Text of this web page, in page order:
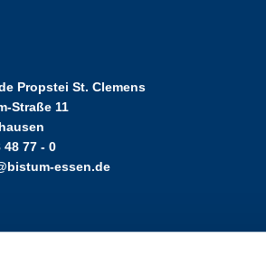
Propstei St. Clemens
Straße 11
48 77 - 0
essen.de